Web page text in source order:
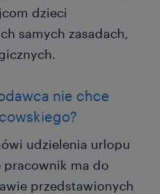
dzieci
samych zasadach,
nie chce
udzielenia urlopu
pracownik ma do
przedstawionych